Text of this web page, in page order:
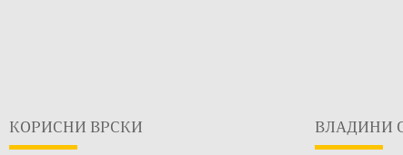
КОРИСНИ ВРСКИ ВЛАДИНИ